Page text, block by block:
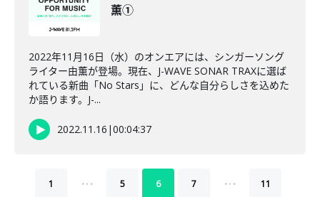
薫①
2022年11月16日（水）のオンエアには、シンガーソング
ライター由薫が登場。現在、J-WAVE SONAR TRAXに選ば
れている新曲「No Stars」に、どんな自分らしさを込めた
か語ります。J-...
2022.11.16 |00:04:37
1 … 5 6 7 … 11